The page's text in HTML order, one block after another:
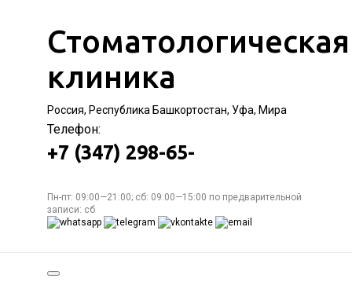
Стоматологическая
клиника
Россия, Республика Башкортостан, Уфа, Мира
Телефон:
+7 (347) 298-65-
Пн-пт: 09:00—21:00; сб: 09:00—15:00 по предварительной
записи: сб